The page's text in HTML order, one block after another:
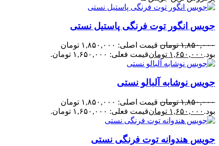
جویس انگور توت فرنگی پاستیل نستی
۱,۸۵۰,۰۰۰ تومان
قیمت اصلی: ۱,۸۵۰,۰۰۰ تومان
بود. ۱,۶۵۰,۰۰۰ تومانقیمت فعلی: ۱,۶۵۰,۰۰۰ تومان.
جویس نوشابه آلبالو نستی
۱,۸۵۰,۰۰۰ تومان
قیمت اصلی: ۱,۸۵۰,۰۰۰ تومان
بود. ۱,۶۵۰,۰۰۰ تومانقیمت فعلی: ۱,۶۵۰,۰۰۰ تومان.
جویس هندوانه توت فرنگی نستی